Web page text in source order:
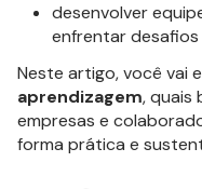
desenvolver
enfrentar
Neste artigo, você vai
aprendizagem, quais
empresas e
forma prática e